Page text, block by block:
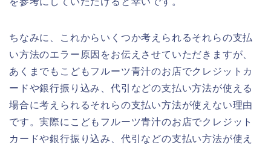
ちなみに、これからいくつか考えられるそれらの支払
い方法のエラー原因をお伝えさせていただきますが、
あくまでもこどもフルーツ青汁のお店でクレジットカ
ードや銀行振り込み、代引などの支払い方法が使える
場合に考えられるそれらの支払い方法が使えない理由
です。実際にこどもフルーツ青汁のお店でクレジット
カードや銀行振り込み、代引などの支払い方法が使え